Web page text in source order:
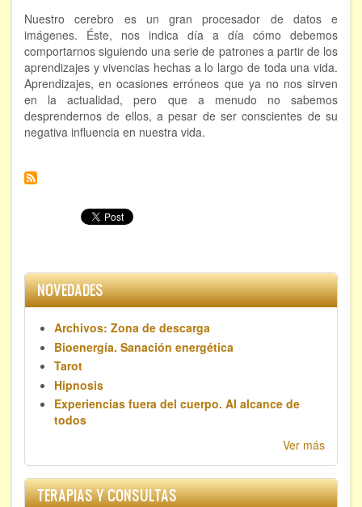
Nuestro cerebro es un gran procesador de datos e
imágenes. Éste, nos indica día a día cómo debemos
comportarnos siguiendo una serie de patrones a partir de los
aprendizajes y vivencias hechas a lo largo de toda una vida.
Aprendizajes, en ocasiones erróneos que ya no nos sirven
en la actualidad, pero que a menudo no sabemos
desprendernos de ellos, a pesar de ser conscientes de su
negativa influencia en nuestra vida.
NOVEDADES
Archivos: Zona de descarga
Bioenergía. Sanación energética
Tarot
Hipnosis
Experiencias fuera del cuerpo. Al alcance de
todos
Ver más
TERAPIAS Y CONSULTAS